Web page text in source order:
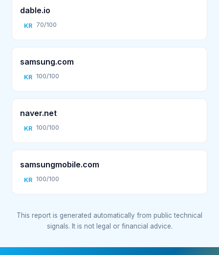
dable.io
KR 70/100
samsung.com
KR 100/100
naver.net
KR 100/100
samsungmobile.com
KR 100/100
This report is generated automatically from public technical
signals. It is not legal or financial advice.